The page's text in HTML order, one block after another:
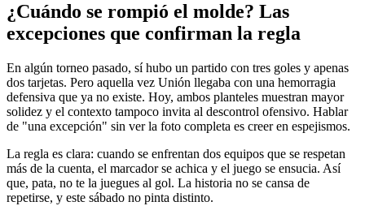
¿Cuándo se rompió el molde? Las
excepciones que confirman la regla
En algún torneo pasado, sí hubo un partido con tres goles y apenas
dos tarjetas. Pero aquella vez Unión llegaba con una hemorragia
defensiva que ya no existe. Hoy, ambos planteles muestran mayor
solidez y el contexto tampoco invita al descontrol ofensivo. Hablar
de "una excepción" sin ver la foto completa es creer en espejismos.
La regla es clara: cuando se enfrentan dos equipos que se respetan
más de la cuenta, el marcador se achica y el juego se ensucia. Así
que, pata, no te la juegues al gol. La historia no se cansa de
repetirse, y este sábado no pinta distinto.